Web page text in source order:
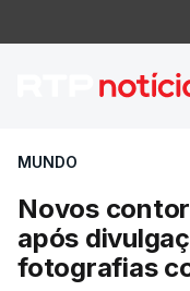
Novos
MUNDO
Novos
após
fotografias